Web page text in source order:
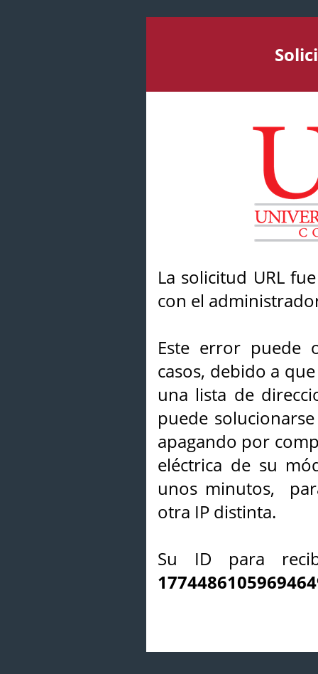
La solicitud URL
con el
Este error puede
casos, debido a
una lista de
puede
apagando por
eléctrica de su
unos minutos,
otra IP distinta.
Su ID para